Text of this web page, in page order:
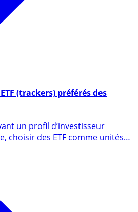
(trackers) préférés des
choisir des ETF comme unités